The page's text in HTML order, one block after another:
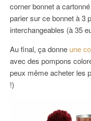
corner bonnet a
parier sur ce bonnet à 3
interchangeables (à 35
Au final, ça donne une
avec des pompons
peux même acheter les
!)